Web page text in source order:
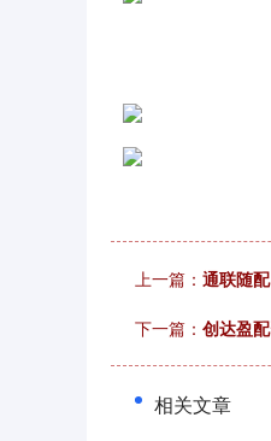
上一篇： 通联随
下一篇： 创达盈
相关文章